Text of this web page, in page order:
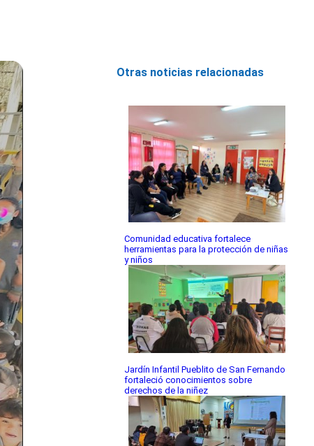
Otras noticias relacionadas
Comunidad educativa fortalece
herramientas para la protección de niñas
y niños
Jardín Infantil Pueblito de San Fernando
fortaleció conocimientos sobre
derechos de la niñez